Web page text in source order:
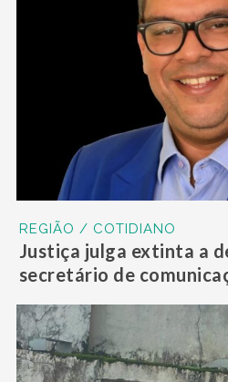
REGIÃO / COTIDIANO
Justiça julga extinta a
secretário de